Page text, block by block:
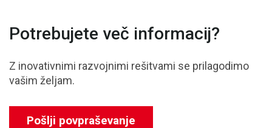
Potrebujete več informacij?
Z inovativnimi razvojnimi rešitvami se prilagodimo
vašim željam.
Pošlji povpraševanje